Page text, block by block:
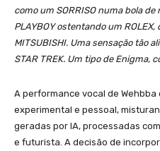
como um SORRISO numa bola
PLAYBOY ostentando um
MITSUBISHI. Uma sensação tão
STAR TREK. Um tipo de Enigma,
A performance vocal de Wehbba
experimental e pessoal,
geradas por IA, processadas
e futurista. A decisão de